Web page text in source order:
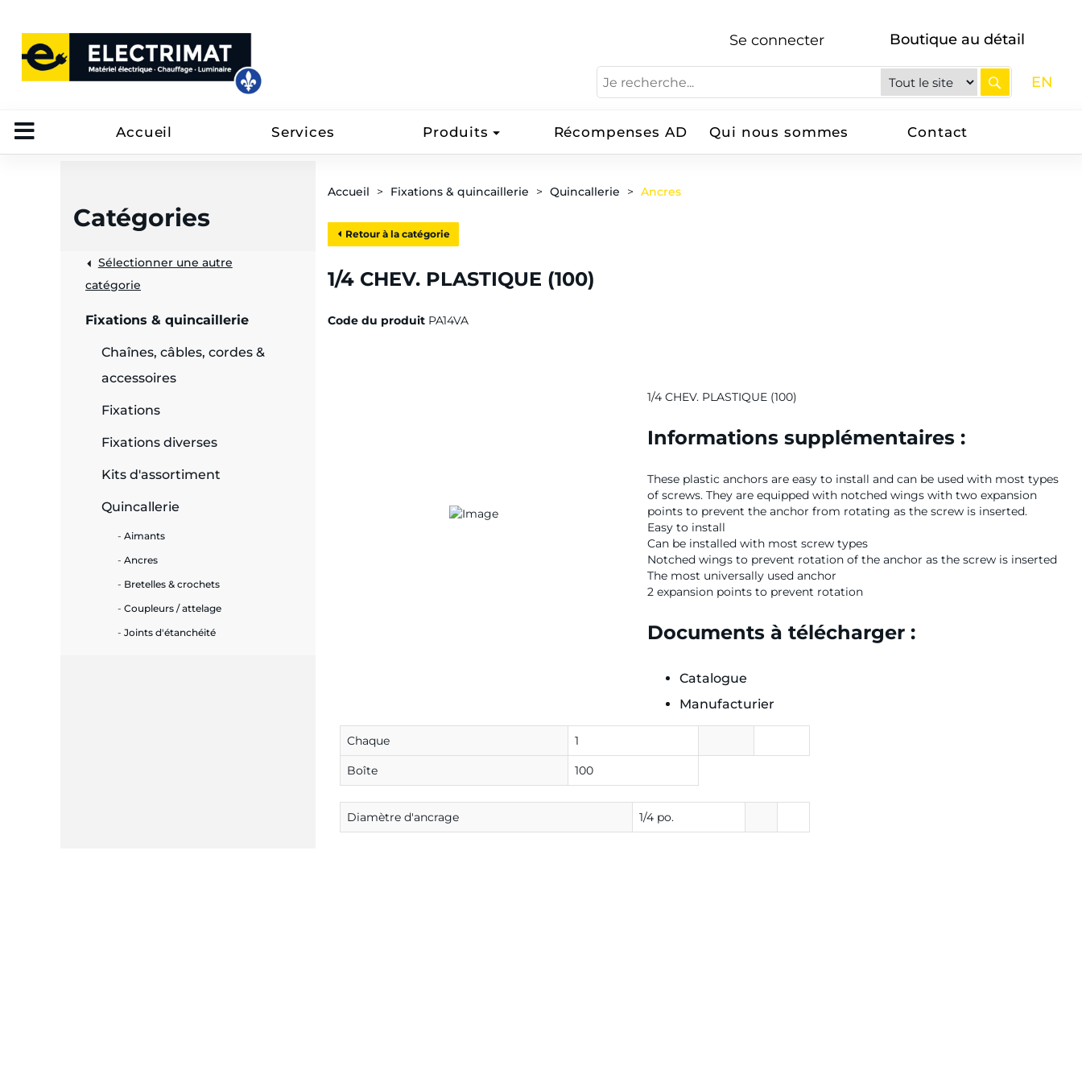
Se connecter Boutique au détail
EN
Accueil Services Produits Récompenses AD Qui nous sommes Contact
Catégories
Sélectionner une autre
catégorie
Fixations & quincaillerie
Chaînes, câbles, cordes &
accessoires
Fixations
Fixations diverses
Kits d'assortiment
Quincallerie
Aimants
Ancres
Bretelles & crochets
Coupleurs / attelage
Joints d'étanchéité
Accueil Fixations & quincaillerie Quincallerie Ancres
Retour à la catégorie
1/4 CHEV. PLASTIQUE (100)
Code du produit PA14VA
1/4 CHEV. PLASTIQUE (100)
Informations supplémentaires :
These plastic anchors are easy to install and can be used with most types
of screws. They are equipped with notched wings with two expansion
points to prevent the anchor from rotating as the screw is inserted.
Easy to install
Can be installed with most screw types
Notched wings to prevent rotation of the anchor as the screw is inserted
The most universally used anchor
2 expansion points to prevent rotation
Documents à télécharger :
Catalogue
Manufacturier
Chaque 1
Boîte 100
Diamètre d'ancrage 1/4 po.